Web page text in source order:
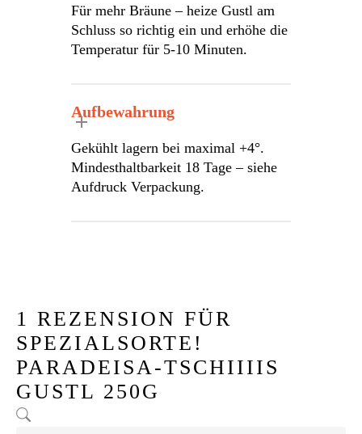
Für mehr Bräune – heize Gustl am
Schluss so richtig ein und erhöhe die
Temperatur für 5-10 Minuten.
Aufbewahrung
Gekühlt lagern bei maximal +4°.
Mindesthaltbarkeit 18 Tage – siehe
Aufdruck Verpackung.
1 REZENSION FÜR
SPEZIALSORTE!
PARADEISA-TSCHIIIIS
GUSTL 250G